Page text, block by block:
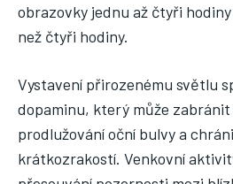
obrazovky jednu až čtyři
než čtyři hodiny.
Vystavení přirozenému světlu
dopaminu, který může
prodlužování oční bulvy a
krátkozrakostí. Venkovní